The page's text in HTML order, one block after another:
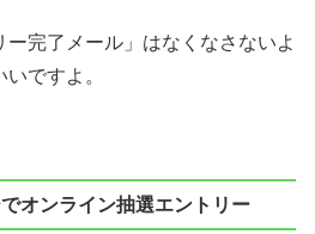
完了メール」はなくなさないよ
ですよ。
オンライン抽選エントリー